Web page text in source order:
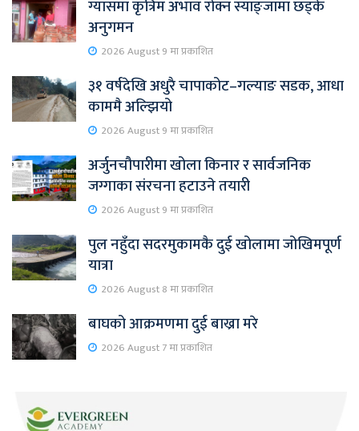
ग्यासमा कृत्रिम अभाव रोक्न स्याङ्जामा छड्के
अनुगमन
2026 August 9 मा प्रकाशित
३१ वर्षदेखि अधुरै चापाकोट–गल्याङ सडक, आधा
काममै अल्झियो
2026 August 9 मा प्रकाशित
अर्जुनचौपारीमा खोला किनार र सार्वजनिक
जग्गाका संरचना हटाउने तयारी
2026 August 9 मा प्रकाशित
पुल नहुँदा सदरमुकामकै दुई खोलामा जोखिमपूर्ण
यात्रा
2026 August 8 मा प्रकाशित
बाघको आक्रमणमा दुई बाख्रा मरे
2026 August 7 मा प्रकाशित